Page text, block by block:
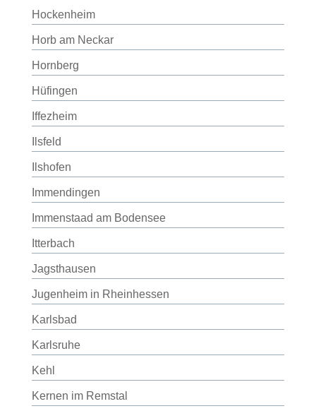
Hockenheim
Horb am Neckar
Hornberg
Hüfingen
Iffezheim
Ilsfeld
Ilshofen
Immendingen
Immenstaad am Bodensee
Itterbach
Jagsthausen
Jugenheim in Rheinhessen
Karlsbad
Karlsruhe
Kehl
Kernen im Remstal